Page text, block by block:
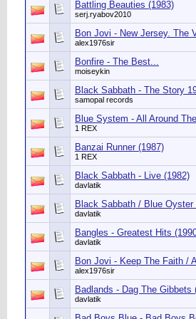
Battling Beauties (1983)
serj.ryabov2010
Bon Jovi - New Jersey. The
alex1976sir
Bonfire - The Best...
moiseykin
Black Sabbath - The Story
samopal records
Blue System - All Around
1 REX
Banzai Runner (1987)
1 REX
Black Sabbath - Live (1982)
davlatik
Black Sabbath / Blue
davlatik
Bangles - Greatest Hits
davlatik
Bon Jovi - Keep The Faith /
alex1976sir
Badlands - Dag The Gibbets
davlatik